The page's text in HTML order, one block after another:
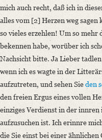
mich auch recht, daß ich in
alles vom [2] Herzen weg
so vieles erzehlen! Um so mehr
bekennen habe, worüber ich
Nachsicht bitte. Ja Lieber
wenn ich es wagte in der
aufzutreten, und sehen Sieden
den freien Ergus eines vollen
einziges Verdienst in der
aufzusuchen ist. Ich erinnre
die Sie einst bei einer ähnlichen